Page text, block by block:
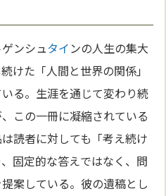
ンシュタインの人生の集大
けた「人間と世界の関係」
る。生涯を通じて変わり続
この一冊に凝縮されている
読者に対しても「考え続け
固定的な答えではなく、問
案している。彼の遺稿とし